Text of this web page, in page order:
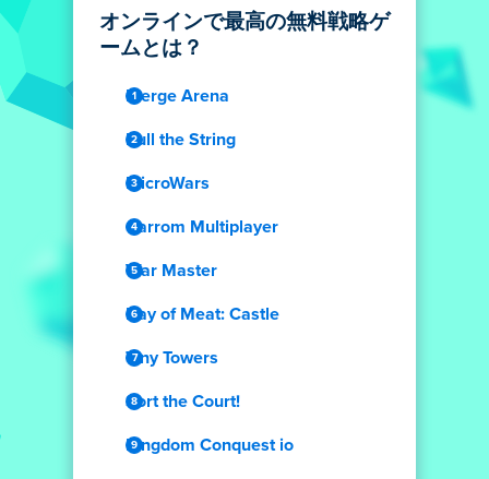
オンラインで最高の無料戦略ゲ
ームとは？
Merge Arena
Pull the String
MicroWars
Carrom Multiplayer
War Master
Day of Meat: Castle
Tiny Towers
Sort the Court!
Kingdom Conquest io